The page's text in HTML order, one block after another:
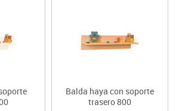
Balda haya con soporte
trasero 800